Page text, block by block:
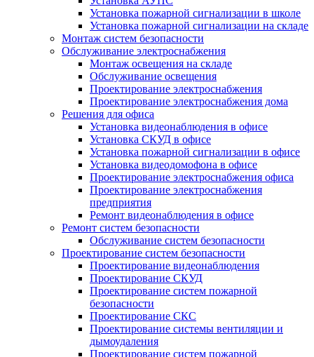
Установка пожарной сигнализации в школе
Установка пожарной сигнализации на складе
Монтаж систем безопасности
Обслуживание электроснабжения
Монтаж освещения на складе
Обслуживание освещения
Проектирование электроснабжения
Проектирование электроснабжения дома
Решения для офиса
Установка видеонаблюдения в офисе
Установка СКУД в офисе
Установка пожарной сигнализации в офисе
Установка видеодомофона в офисе
Проектирование электроснабжения офиса
Проектирование электроснабжения
предприятия
Ремонт видеонаблюдения в офисе
Ремонт систем безопасности
Обслуживание систем безопасности
Проектирование систем безопасности
Проектирование видеонаблюдения
Проектирование СКУД
Проектирование систем пожарной
безопасности
Проектирование СКС
Проектирование системы вентиляции и
дымоудаления
Проектирование систем пожарной